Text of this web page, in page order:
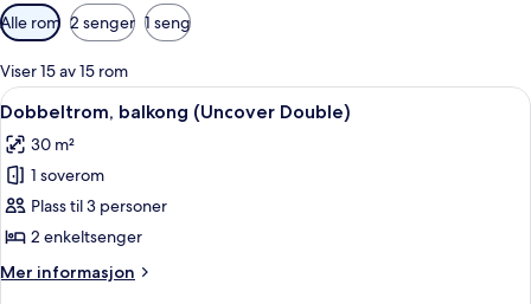
Tilgjengelige
filtre
for
rom
Alle rom 2 senger 1 seng
Viser 15 av 15 rom
Åpne
alle
bildene
av
Dobbeltrom,
balkong
(Uncover
Double)
Minibar, safe på rommet,
8
Dobbeltrom, balkong (Uncover Double)
30 m²
1 soverom
Plass til 3 personer
2 enkeltsenger
Mer informasjon
Mer